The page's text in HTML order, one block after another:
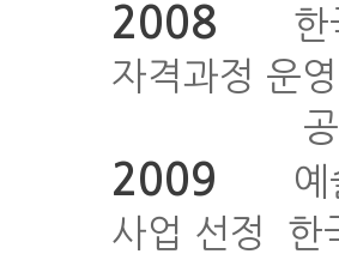
2008 한국
자격과정 운영
공연예술
2009 예술
사업 선정 ­ 한